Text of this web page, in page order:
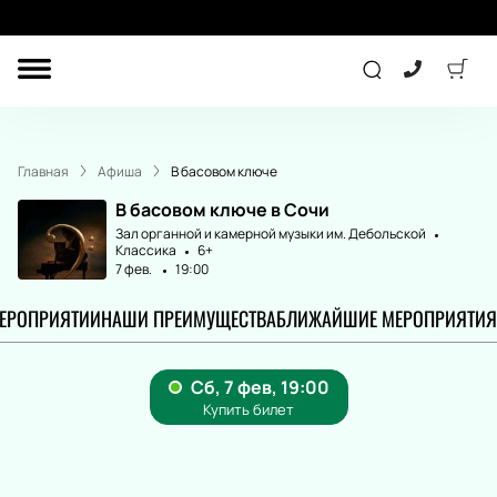
СПОРТ
Главная Афиша В басовом ключе
В басовом ключе в Сочи
Зал органной и камерной музыки им. Дебольской
Классика
6+
7 фев.
19:00
НАШИ ПРЕИМУЩЕСТВАБЛИЖАЙШИЕ МЕРОПРИЯТИЯ